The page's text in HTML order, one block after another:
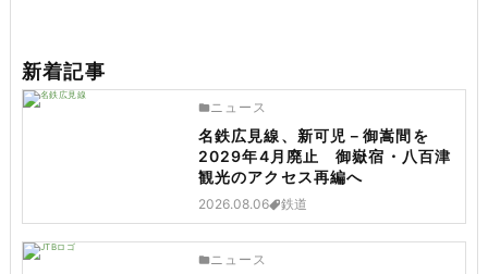
新着記事
ニュース
名鉄広見線、新可児－御嵩間を
2029年4月廃止 御嶽宿・八百津
観光のアクセス再編へ
2026.08.06 鉄道
ニュース